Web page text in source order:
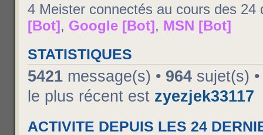
4 Meister connectés au cours des
[Bot], Google [Bot], MSN [Bot]
STATISTIQUES
5421 message(s) • 964 sujet(s)
le plus récent est zyezjek33117
ACTIVITE DEPUIS LES 24